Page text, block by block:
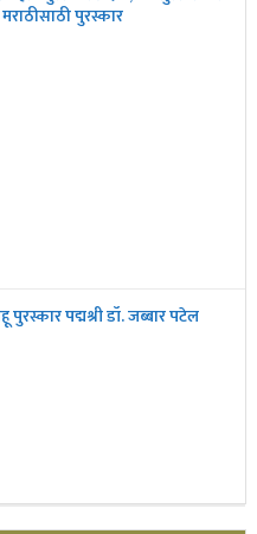
पुरस्कार
पुरस्कार प‌द्मश्री डॉ. जब्बार पटेल